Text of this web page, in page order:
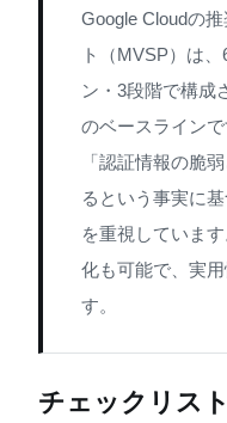
Google Cloudの
ト（MVSP）は
ン・3段階で構成
のベースライン
「認証情報の脆
るという事実に
を重視していま
化も可能で、実
す。
チェックリス